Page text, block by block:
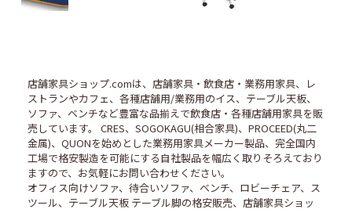
店舗家具ショップ.comは、店舗家具・飲食店・業務用家具、レ
ストランやカフェ、各種店舗用/業務用のイス、テーブル天板、
ソファ、ベンチなど豊富な品揃えで飲食店・各種店舗用家具を販
売しています。 CRES、SOGOKAGU(相合家具)、PROCEED(丸二
金属)、QUONを始めとした業務用家具メーカー製品、完全国内
工場で格安製造を可能にする自社製品を幅広く取りそろえており
ますので、お気軽にお問い合わせください。
オフィス向けソファ、待合いソファ、ベンチ、ロビーチェア、ス
ツール、テーブル天板 テーブル脚の格安販売、店舗家具ショッ